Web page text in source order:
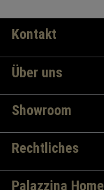
Kontakt
Über uns
Showroom
Rechtliches
Palazzina Home